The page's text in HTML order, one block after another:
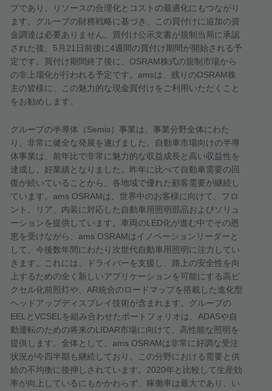
プであり、リソースの合理化とコストの最適化にもつながり
ます。グループの財務戦略に基づき、この買付けに追加の資
金調達は必要ありません。買付け公示文書が規制当局に承認
された後、 5 月 21 日前後に4週間の買付け期間が開始される予
定です。買付け期間終了後に、 OSRAM株式の規制市場から
の非上場化が行われる予定です。 amsは、残りのOSRAM株
主の皆様に、この魅力的な現金買付けをご利用いただくこと
をお勧めします。
グループの半導体（Semis）事業は、事業分野全体にわた
り、非常に健全な発展を遂げました。自動車市場向けの半導
体事業は、前年比で非常に魅力的な収益成長と高い収益性を
達成し、好業績となりました。昨年に比べて自動車需要の回
復が続いていることから、各地域で優れた顧客需要が継続し
ています。 ams OSRAMは、世界中のお客様に向けて、フロ
ント、リア、内装に対応した自動車用照明部品およびソリュ
ーションを提供しています。車両のLED化が進む中でその恩
恵を受けながら、 ams OSRAMはイノベーションリーダーと
して、今後数年間にわたり次世代自動車用照明に注力してい
きます。これには、ドライバーを支援し、路上の安全性を向
上するための全く新しいアプリケーションを可能にする高ピ
クセル化前照灯や、 AR統合のロードマップを搭載した進化型
ヘッドアップディスプレイ技術が含まれます。グループの
EEL とVCSEL を組み合わせたポートフォリオは、 ADASや自
動運転のための将来のLIDAR市場に向けて、高性能な照明を
提供します。全体として、 ams OSRAMは非常に好調な受注
状況が今四半期も継続しており、この分野における需要と供
給の不均衡に後押しされています。 2020年と比較して生産効
率が向上しているにもかかわらず、稼働率は最大であり、い